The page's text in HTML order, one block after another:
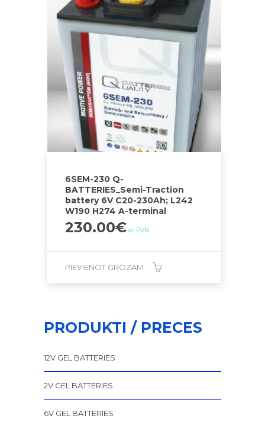
6SEM-230 Q-
BATTERIES_Semi-Traction
battery 6V C20-230Ah; L242
W190 H274 A-terminal
230.00€ ar PVN
PIEVIENOT GROZAM
PRODUKTI / PRECES
12V GEL BATTERIES
2V GEL BATTERIES
6V GEL BATTERIES